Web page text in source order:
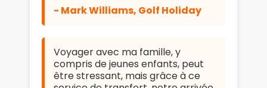
- Mark Williams, Golf Holiday
Voyager avec ma famille, y
compris de jeunes enfants, peut
être stressant, mais grâce à ce